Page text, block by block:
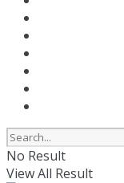
No Result
View All Result